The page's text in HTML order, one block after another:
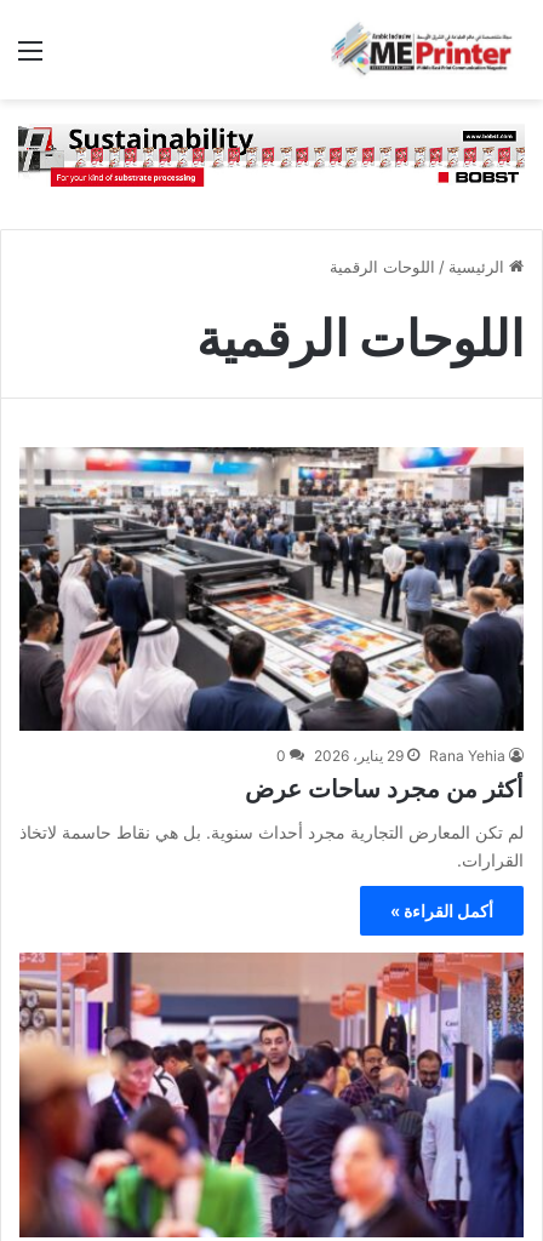
الرئيسية / اللوحات الرقمية
اللوحات الرقمية
Rana Yehia 29 يناير، 2026 0
أكثر من مجرد ساحات عرض
لم تكن المعارض التجارية مجرد أحداث سنوية. بل هي نقاط حاسمة لاتخاذ
القرارات.
أكمل القراءة »